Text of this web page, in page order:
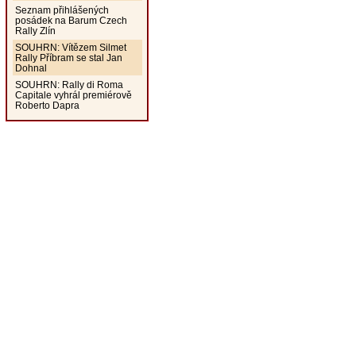
Seznam přihlášených
posádek na Barum Czech
Rally Zlín
SOUHRN: Vítězem Silmet
Rally Příbram se stal Jan
Dohnal
SOUHRN: Rally di Roma
Capitale vyhrál premiérově
Roberto Dapra